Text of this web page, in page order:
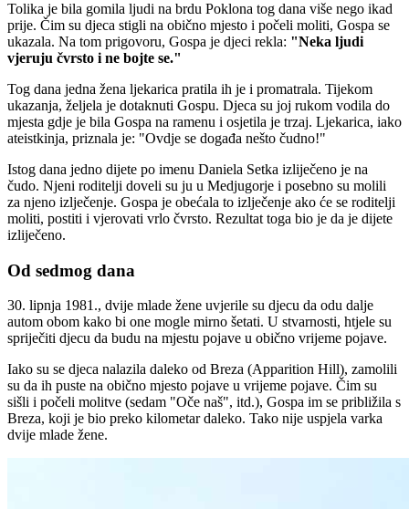
Tolika je bila gomila ljudi na brdu Poklona tog dana više nego ikad
prije. Čim su djeca stigli na obično mjesto i počeli moliti, Gospa se
ukazala. Na tom prigovoru, Gospa je djeci rekla: "Neka ljudi
vjeruju čvrsto i ne bojte se."
Tog dana jedna žena ljekarica pratila ih je i promatrala. Tijekom
ukazanja, željela je dotaknuti Gospu. Djeca su joj rukom vodila do
mjesta gdje je bila Gospa na ramenu i osjetila je trzaj. Ljekarica, iako
ateistkinja, priznala je: "Ovdje se događa nešto čudno!"
Istog dana jedno dijete po imenu Daniela Setka izliječeno je na
čudo. Njeni roditelji doveli su ju u Medjugorje i posebno su molili
za njeno izlječenje. Gospa je obećala to izlječenje ako će se roditelji
moliti, postiti i vjerovati vrlo čvrsto. Rezultat toga bio je da je dijete
izliječeno.
Od sedmog dana
30. lipnja 1981., dvije mlade žene uvjerile su djecu da odu dalje
autom obom kako bi one mogle mirno šetati. U stvarnosti, htjele su
spriječiti djecu da budu na mjestu pojave u obično vrijeme pojave.
Iako su se djeca nalazila daleko od Breza (Apparition Hill), zamolili
su da ih puste na obično mjesto pojave u vrijeme pojave. Čim su
sišli i počeli molitve (sedam "Oče naš", itd.), Gospa im se približila s
Breza, koji je bio preko kilometar daleko. Tako nije uspjela varka
dvije mlade žene.